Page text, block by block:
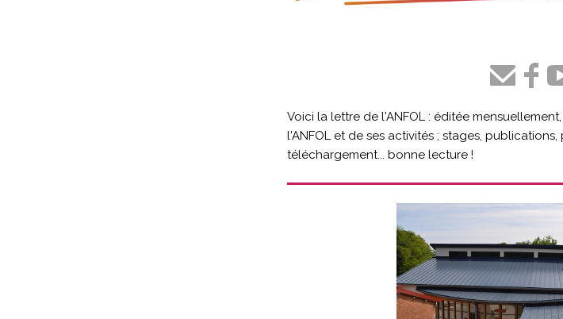
Voici la lettre de l'ANFOL : éditée
l'ANFOL et de ses activités ; stages,
téléchargement... bonne lecture !